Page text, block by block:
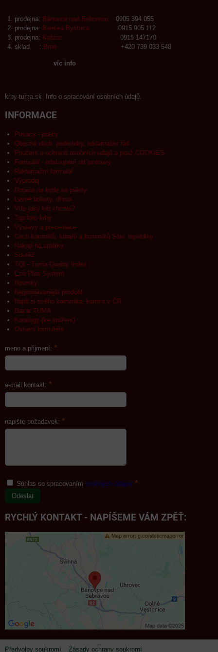
prodejna: Bánovce nad Bebravou
0905 394 055
prodejna: Banská Bystrica
0915 905 112
prodejna: Košice
0915 147170
sklad : Brno +420 739 033 548
víc info
krby-tuma.sk Info o spracování osobních údajů.
INFORMACE
Privacy - policy
Obecné obch. podmínky, reklamační řád
Poučení o ochraně osobních údajů a použ.COOKIES
Formulář - odstoupení od smlouvy
Reklamační formulář
Výprodej
Dotace na kotle na pelety
Levné brikety, dřevo
Víte jaký krb chcete?
Top foto krby
Výstavy a prezentace
Cech kamnářů, krbařů a kominíků Slov. republiky
Nákup na splátky
Soutěž
TQI - Tuma Quality Index
Eco Plus System
Novinky
Nejprodávanější produkt
Najdi si svého kominíka, kamna v ČR
Bazar TUMA
Katalogy (ke stažení)
Ostatní formuláře
meno a přijmení: *
e-mail kontakt: *
napište požadavek: *
Súhlas so spracovaním osobných údajov *
Odeslat
RYCHLÝ KONTAKT - NAPÍŠEME VÁM ZPĚŤ:
Předvolby soukromí Zásady ochrany soukromí